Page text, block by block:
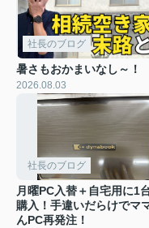
社長のブログ
暑さもおかまいなし～！
2026.08.03
社長のブログ
月曜PC入替＋自宅用に1
購入！手違いだらけでマ
んPC再発注！